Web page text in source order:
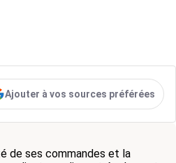
Ajouter à vos sources préférées
de ses commandes et la